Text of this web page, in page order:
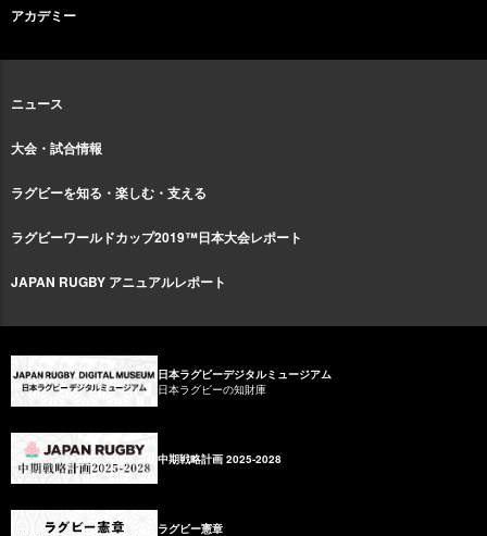
アカデミー
ニュース
大会・試合情報
ラグビーを知る・楽しむ・支える
ラグビーワールドカップ2019™日本大会レポート
JAPAN RUGBY アニュアルレポート
日本ラグビーデジタルミュージアム
日本ラグビーの知財庫
中期戦略計画 2025-2028
ラグビー憲章